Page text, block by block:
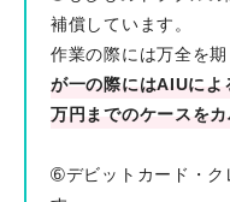
補償しています。
作業の際には万全を
が一の際にはAIUに
万円までのケースを
➅デビットカード・ク